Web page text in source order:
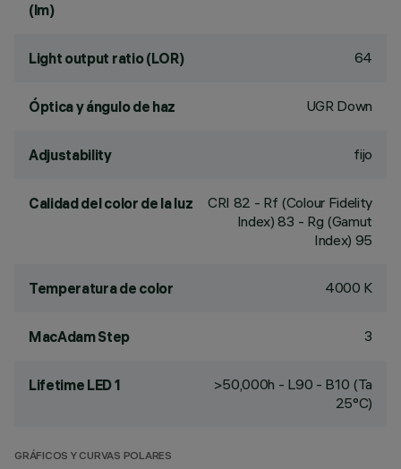
(lm)
Light output ratio (LOR) 64
Óptica y ángulo de haz UGR Down
Adjustability fijo
Calidad del color de la luz CRI 82 - Rf (Colour Fidelity
Index) 83 - Rg (Gamut
Index) 95
Temperatura de color 4000 K
MacAdam Step 3
Lifetime LED 1
>50,000h - L90 - B10 (Ta
25°C)
GRÁFICOS Y CURVAS POLARES